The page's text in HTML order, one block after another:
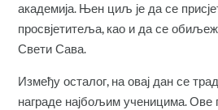
академија. Њен циљ је да се
просвјетитеља, као и да се
Свети Сава.
Између осталог, на овај дан се
награде најбољим ученицима. Ове